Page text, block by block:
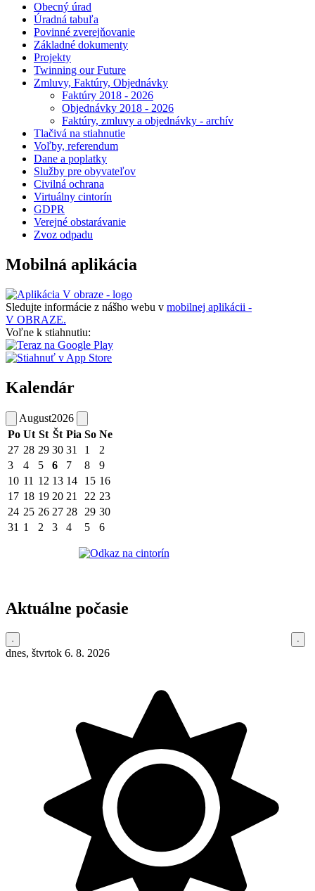
Obecný úrad
Úradná tabuľa
Povinné zverejňovanie
Základné dokumenty
Projekty
Twinning our Future
Zmluvy, Faktúry, Objednávky
Faktúry 2018 - 2026
Objednávky 2018 - 2026
Faktúry, zmluvy a objednávky - archív
Tlačivá na stiahnutie
Voľby, referendum
Dane a poplatky
Služby pre obyvateľov
Civilná ochrana
Virtuálny cintorín
GDPR
Verejné obstarávanie
Zvoz odpadu
Mobilná aplikácia
Sledujte informácie z nášho webu v mobilnej aplikácii -
V OBRAZE.
Voľne k stiahnutiu:
Kalendár
August2026
Po Ut St Št Pia So Ne
27 28 29 30 31 1
2
3
4 5 6 7 8
9
10 11 12 13 14 15 16
17 18 19 20 21 22 23
24 25 26 27 28 29 30
31 1 2 3 4 5 6
Aktuálne počasie
dnes, štvrtok 6. 8. 2026